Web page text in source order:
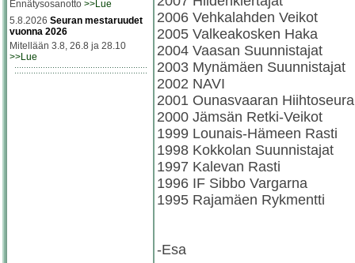
Ennätysosanotto >>Lue
5.8.2026 Seuran mestaruudet
vuonna 2026
Mitellään 3.8, 26.8 ja 28.10
>>Lue
2006 Vehkalahden Veikot
2005 Valkeakosken Haka
2004 Vaasan Suunnistajat
2003 Mynämäen Suunnistajat
2002 NAVI
2001 Ounasvaaran Hiihtoseura
2000 Jämsän Retki-Veikot
1999 Lounais-Hämeen Rasti
1998 Kokkolan Suunnistajat
1997 Kalevan Rasti
1996 IF Sibbo Vargarna
1995 Rajamäen Rykmentti
-Esa